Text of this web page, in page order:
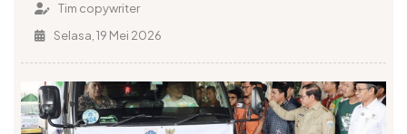
Tim copywriter
Selasa, 19 Mei 2026